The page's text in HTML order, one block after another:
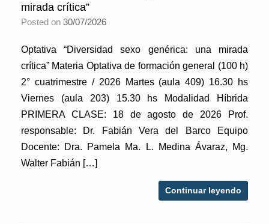
mirada crítica”
Posted on 30/07/2026
Optativa “Diversidad sexo genérica: una mirada
crítica” Materia Optativa de formación general (100 h)
2° cuatrimestre / 2026 Martes (aula 409) 16.30 hs
Viernes (aula 203) 15.30 hs Modalidad Híbrida
PRIMERA CLASE: 18 de agosto de 2026 Prof.
responsable: Dr. Fabián Vera del Barco Equipo
Docente: Dra. Pamela Ma. L. Medina Ávaraz, Mg.
Walter Fabián […]
Continuar leyendo